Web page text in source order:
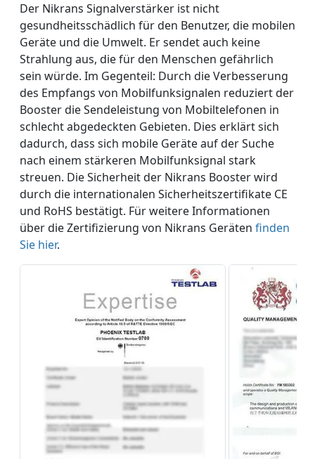
Der Nikrans Signalverstärker ist nicht
gesundheitsschädlich für den Benutzer, die mobilen
Geräte und die Umwelt. Er sendet auch keine
Strahlung aus, die für den Menschen gefährlich
sein würde. Im Gegenteil: Durch die Verbesserung
des Empfangs von Mobilfunksignalen reduziert der
Booster die Sendeleistung von Mobiltelefonen in
schlecht abgedeckten Gebieten. Dies erklärt sich
dadurch, dass sich mobile Geräte auf der Suche
nach einem stärkeren Mobilfunksignal stark
streuen. Die Sicherheit der Nikrans Booster wird
durch die internationalen Sicherheitszertifikate CE
und RoHS bestätigt. Für weitere Informationen
über die Zertifizierung von Nikrans Geräten finden
Sie hier.